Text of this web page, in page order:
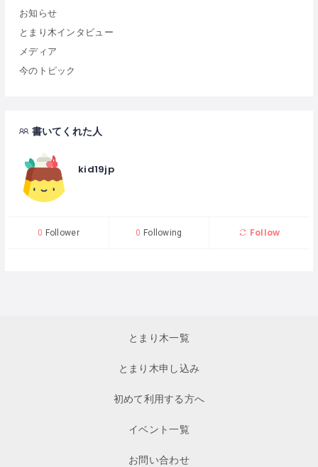
お知らせ
とまり木インタビュー
メディア
今のトピック
書いてくれた人
kid19jp
0 Follower 0 Following Follow
とまり木一覧
とまり木申し込み
初めて利用する方へ
イベント一覧
お問い合わせ